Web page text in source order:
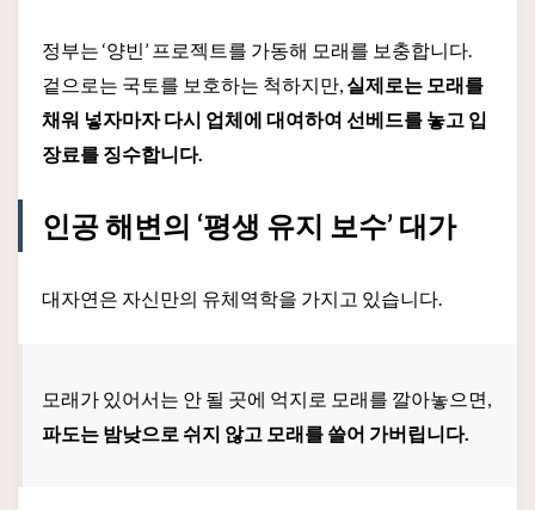
정부는 ‘양빈’ 프로젝트를 가동해 모래를 보충합니다.
겉으로는 국토를 보호하는 척하지만, 실제로는 모래를
채워 넣자마자 다시 업체에 대여하여 선베드를 놓고 입
장료를 징수합니다.
인공 해변의 ‘평생 유지 보수’ 대가
대자연은 자신만의 유체역학을 가지고 있습니다.
모래가 있어서는 안 될 곳에 억지로 모래를 깔아놓으면,
파도는 밤낮으로 쉬지 않고 모래를 쓸어 가버립니다.